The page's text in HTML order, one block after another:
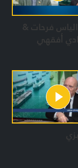
الياس فرحات &
أفقهي